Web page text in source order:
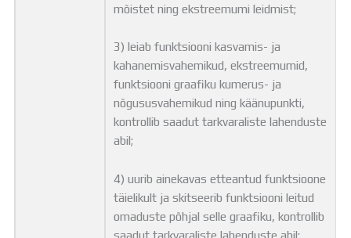
mõistet ning ekstreemumi leidmist;
3) leiab funktsiooni kasvamis- ja
kahanemisvahemikud, ekstreemumid,
funktsiooni graafiku kumerus- ja
nõgususvahemikud ning käänupunkti,
kontrollib saadut tarkvaraliste lahenduste
abil;
4) uurib ainekavas etteantud funktsioone
täielikult ja skitseerib funktsiooni leitud
omaduste põhjal selle graafiku, kontrollib
saadut tarkvaraliste lahenduste abil;